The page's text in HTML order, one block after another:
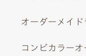
オーダーメイ
コンビカラー